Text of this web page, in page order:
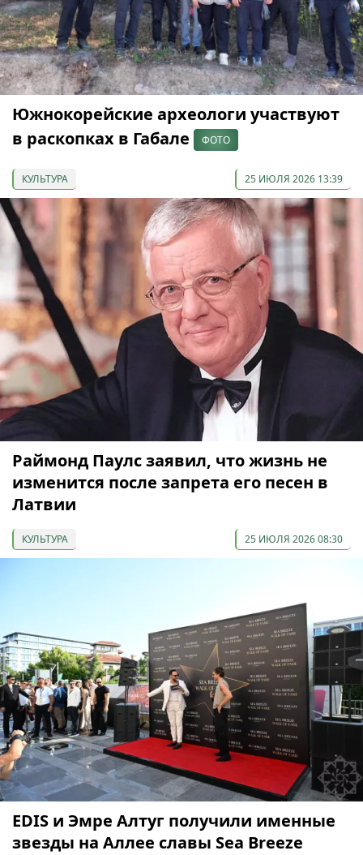
Южнокорейские археологи участвуют
в раскопках в Габале
ФОТО
КУЛЬТУРА 25 ИЮЛЯ 2026 13:39
Раймонд Паулс заявил, что жизнь не
изменится после запрета его песен в
Латвии
КУЛЬТУРА 25 ИЮЛЯ 2026 08:30
EDIS и Эмре Алтуг получили именные
звезды на Аллее славы Sea Breeze